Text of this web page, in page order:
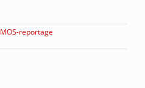
MOS-reportage